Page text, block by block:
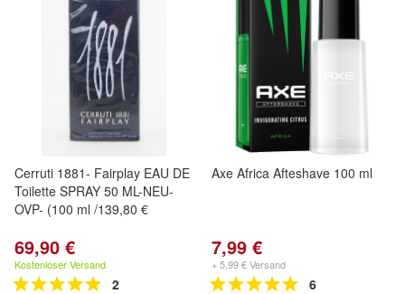
Cerruti 1881- Fairplay EAU DE
Toilette SPRAY 50 ML-NEU-
OVP- (100 ml /139,80 €
69,90 €
Kostenloser Versand
2
Axe Africa Afteshave 100 ml
7,99 €
+ 5,99 € Versand
6